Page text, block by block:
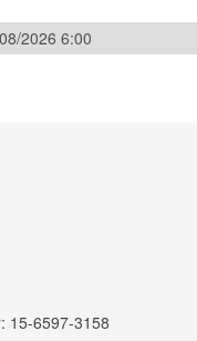
2026 6:00
15-6597-3158